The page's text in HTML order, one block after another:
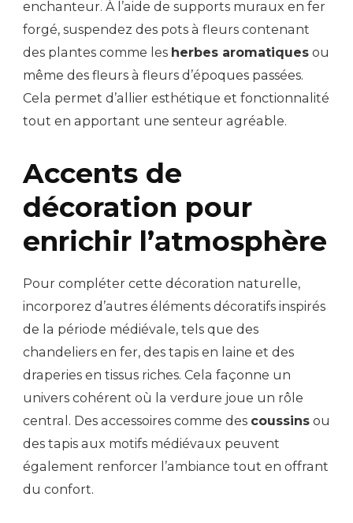
enchanteur. À l’aide de supports muraux en fer
forgé, suspendez des pots à fleurs contenant
des plantes comme les herbes aromatiques ou
même des fleurs à fleurs d’époques passées.
Cela permet d’allier esthétique et fonctionnalité
tout en apportant une senteur agréable.
Accents de
décoration pour
enrichir l’atmosphère
Pour compléter cette décoration naturelle,
incorporez d’autres éléments décoratifs inspirés
de la période médiévale, tels que des
chandeliers en fer, des tapis en laine et des
draperies en tissus riches. Cela façonne un
univers cohérent où la verdure joue un rôle
central. Des accessoires comme des coussins ou
des tapis aux motifs médiévaux peuvent
également renforcer l’ambiance tout en offrant
du confort.